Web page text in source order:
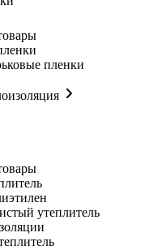
пленки
утеплитель